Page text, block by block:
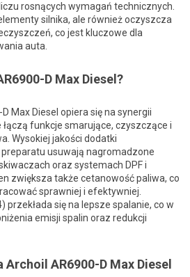
rosnących wymagań technicznych.
silnika, ale również oczyszcza
co jest kluczowe dla
auta.
D Max Diesel?
Max Diesel opiera się na synergii
łączą funkcje smarujące, czyszczące i
Wysokiej jakości dodatki
usuwają nagromadzone
oraz systemach DPF i
zwiększa także cetanowość paliwa, co
sprawniej i efektywniej.
przekłada się na lepsze spalanie, co w
emisji spalin oraz redukcji
AR6900-D Max Diesel